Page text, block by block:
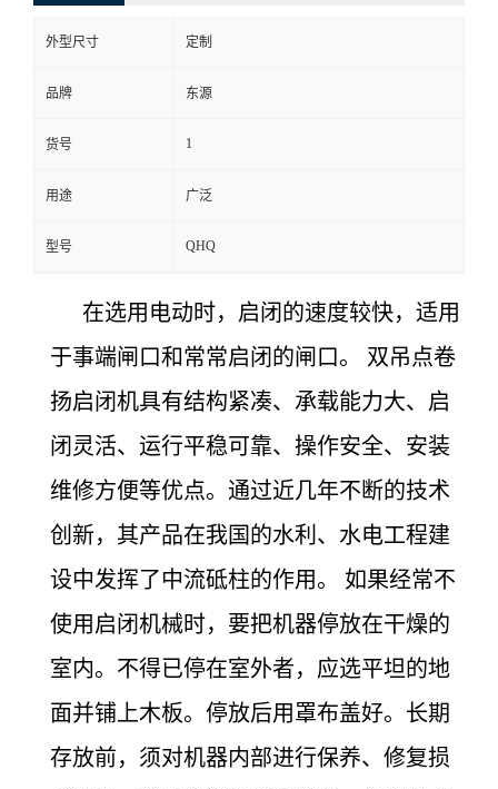
外型尺寸 定制
品牌 东源
货号 1
用途 广泛
型号 QHQ
在选用电动时，启闭的速度较快，适用
于事端闸口和常常启闭的闸口。 双吊点卷
扬启闭机具有结构紧凑、承载能力大、启
闭灵活、运行平稳可靠、操作安全、安装
维修方便等优点。通过近几年不断的技术
创新，其产品在我国的水利、水电工程建
设中发挥了中流砥柱的作用。 如果经常不
使用启闭机械时，要把机器停放在干燥的
室内。不得已停在室外者，应选平坦的地
面并铺上木板。停放后用罩布盖好。长期
存放前，须对机器内部进行保养、修复损